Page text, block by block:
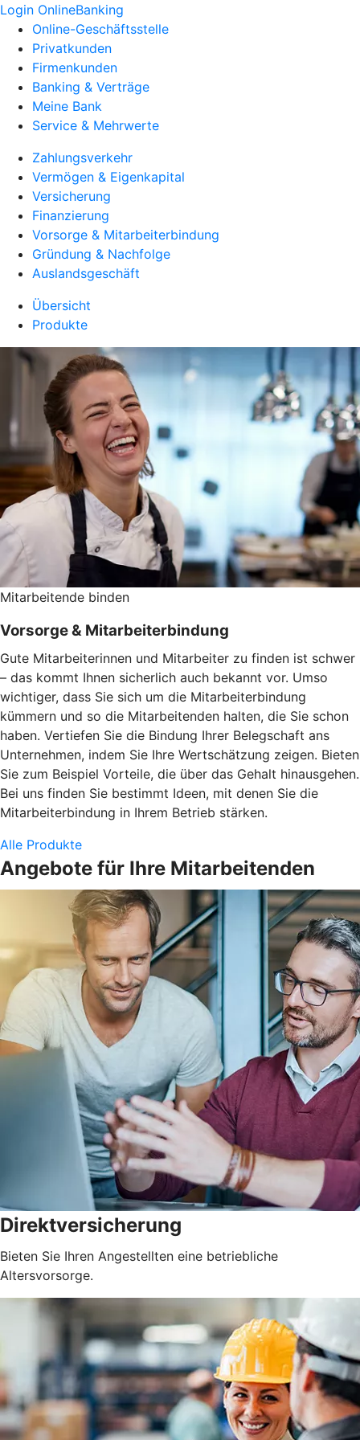
Login OnlineBanking
Online-Geschäftsstelle
Privatkunden
Firmenkunden
Banking & Verträge
Meine Bank
Service & Mehrwerte
Zahlungsverkehr
Vermögen & Eigenkapital
Versicherung
Finanzierung
Vorsorge & Mitarbeiterbindung
Gründung & Nachfolge
Auslandsgeschäft
Übersicht
Produkte
Mitarbeitende binden
Vorsorge & Mitarbeiterbindung
Gute Mitarbeiterinnen und Mitarbeiter zu finden ist schwer
– das kommt Ihnen sicherlich auch bekannt vor. Umso
wichtiger, dass Sie sich um die Mitarbeiterbindung
kümmern und so die Mitarbeitenden halten, die Sie schon
haben. Vertiefen Sie die Bindung Ihrer Belegschaft ans
Unternehmen, indem Sie Ihre Wertschätzung zeigen. Bieten
Sie zum Beispiel Vorteile, die über das Gehalt hinausgehen.
Bei uns finden Sie bestimmt Ideen, mit denen Sie die
Mitarbeiterbindung in Ihrem Betrieb stärken.
Alle Produkte
Angebote für Ihre Mitarbeitenden
Direktversicherung
Bieten Sie Ihren Angestellten eine betriebliche
Altersvorsorge.